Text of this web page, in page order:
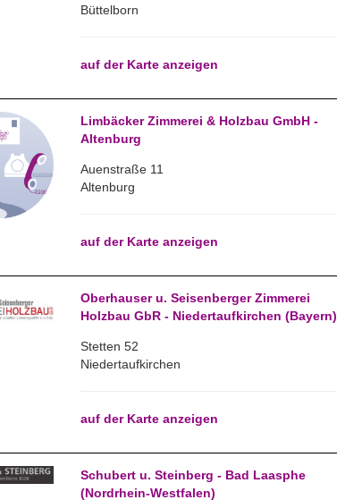
Büttelborn
auf der Karte anzeigen
Limbäcker Zimmerei & Holzbau GmbH -
Altenburg
Auenstraße 11
Altenburg
auf der Karte anzeigen
Oberhauser u. Seisenberger Zimmerei
Holzbau GbR - Niedertaufkirchen (Bayern)
Stetten 52
Niedertaufkirchen
auf der Karte anzeigen
Schubert u. Steinberg - Bad Laasphe
(Nordrhein-Westfalen)